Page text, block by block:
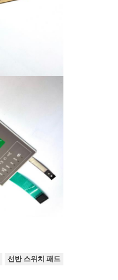
선반 스위치 패드